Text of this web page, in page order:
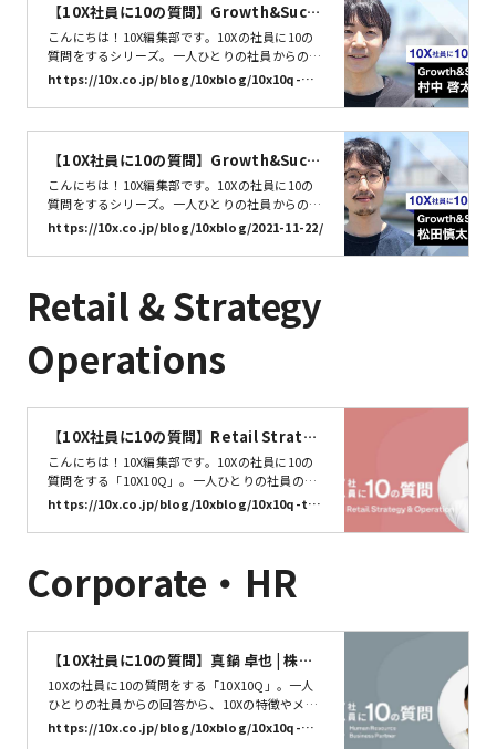
い谷口和輝…
【10X社員に10の質問】Growth&Succ
ess 村中啓太郎 | 株式会社10X
こんにちは！10X編集部です。10Xの社員に10の
質問をするシリーズ。一人ひとりの社員からの回
答から、10Xの特徴やメンバーのキャラクターを
知るきっかけになれば嬉しいです。今回は、Gro
wth&Successチームの村中啓太郎さんに聞きま
した。それでは早速スタート！お名前とニックネ
どんなお仕事をしています…
https://10x.co.jp/blog/10xblog/10x10q-mu
【10X社員に10の質問】Growth&Succ
ess 松田慎太郎 | 株式会社10X
こんにちは！10X編集部です。10Xの社員に10の
質問をするシリーズ。一人ひとりの社員からの回
答から、10Xの特徴やメンバーの特性を知るきっ
かけになれば嬉しいです。今回は、Growth&Suc
cessチーム マネージャーの松田慎太郎さんに聞
を教えてください@mattsunです。10Xではどん
なお仕事をしてい…
https://10x.co.jp/blog/10xblog/2021-11-22/
Retail & Strategy
Operations
【10X社員に10の質問】Retail Strateg
y & Operations栃内慶彦 | 株式会社10X
こんにちは！10X編集部です。10Xの社員に10の
質問をする「10X10Q」。一人ひとりの社員の回
答から、10Xの特徴やメンバーのキャラクターを
知るきっかけになれば嬉しいです。今回はRetail
Strategy & Operationsチームの栃内慶彦さん
10Q、早速スタートです！お名前とニック…
https://10x.co.jp/blog/10xblog/10x10q-toc
Corporate・HR
【10X社員に10の質問】真鍋 卓也 | 株式
会社10X
10Xの社員に10の質問をする「10X10Q」。一人
ひとりの社員からの回答から、10Xの特徴やメン
バーの特性を知るきっかけになればうれしいで
す。今回は、HRBP 真鍋卓也 さんに10の質問に答
https://10x.co.jp/blog/10xblog/10x10q-ma